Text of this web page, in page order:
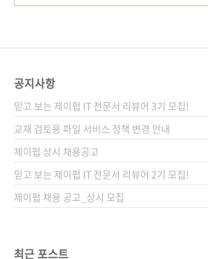
[강컴] [교보문고] [도서11번가] [반디앤루니스]
페이지 296쪽 시리즈 (없음) 판 형
(152*215*18) 제 본 무선(soft cover) 정 가
16,800원 ISBN 979-11-85890-20-3
(03320) 키워드 ..
공지사항
믿고 보는 제이펍 IT 전문서 리뷰어 3기 모집!
교재 검토용 파일 서비스 정책 변경 안내
제이펍 상시 채용공고
믿고 보는 제이펍 IT 전문서 리뷰어 2기 모집!
제이펍 채용 공고_상시 모집
최근 포스트